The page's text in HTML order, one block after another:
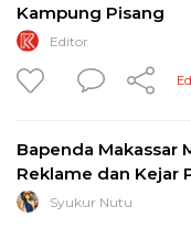
Kampung Pisang
Editor
Bapenda Makassar
Reklame dan Kejar
Syukur Nutu